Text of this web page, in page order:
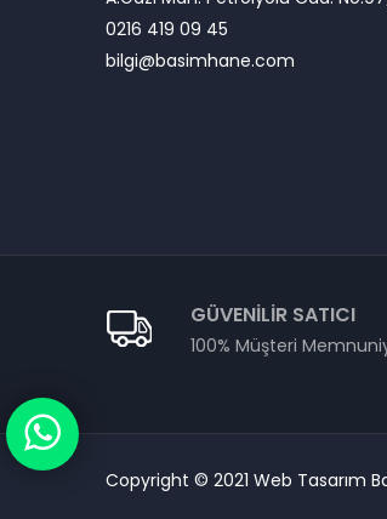
0216 419 09 45
bilgi@basimhane.com
GÜVENILIR SATICI
100% Müşteri
Copyright © 2021 Web Tasarım